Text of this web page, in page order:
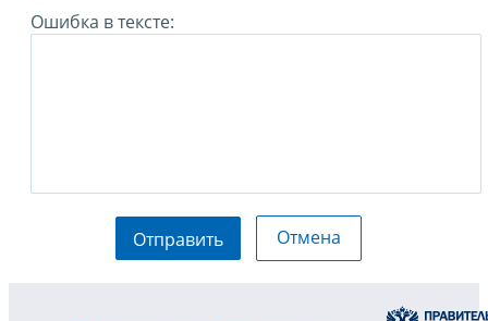
Ошибка в тексте:
Отправить Отмена